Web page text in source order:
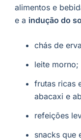
alimentos e
e a indução do
chás de
leite morno;
frutas ricas
abacaxi e
refeições
snacks que